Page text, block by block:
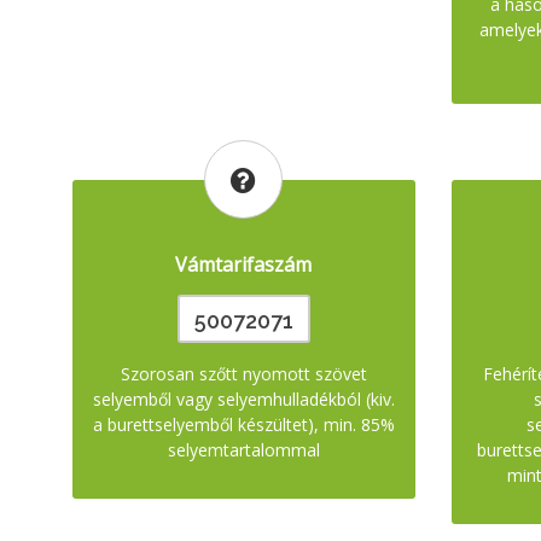
Vámtarifaszám
50072071
Szorosan szőtt nyomott szövet
selyemből vagy selyemhulladékból (kiv.
a burettselyemből készültet), min. 85%
selyemtartalommal